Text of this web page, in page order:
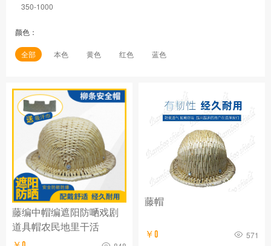
350-1000
颜色：
全部 本色 黄色 红色 蓝色
藤编中帽编遮阳防嗮戏剧
道具帽农民地里干活
藤帽
￥0 571